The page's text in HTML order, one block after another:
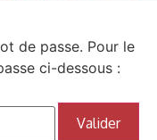
de passe. Pour le
ci-dessous :